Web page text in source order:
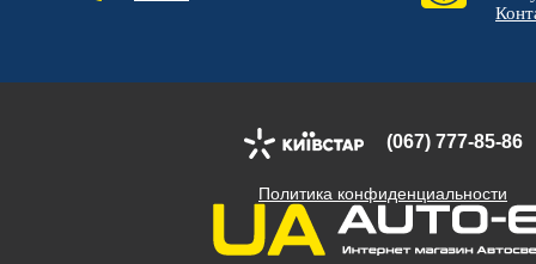
(067) 777-85-86
Политика конфиденциальности